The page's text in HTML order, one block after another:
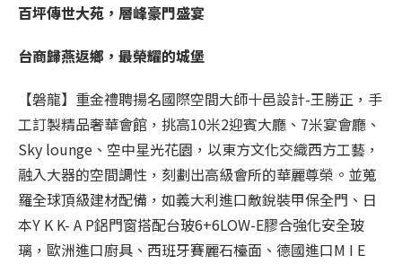
百坪傳世大苑，層峰豪門盛宴
台商歸燕返鄉，最榮耀的城堡
【磐龍】重金禮聘揚名國際空間大師十邑設計-王勝正，手
工訂製精品奢華會館，挑高10米2迎賓大廳、7米宴會廳、
Sky lounge、空中星光花園，以東方文化交織西方工藝，
融入大器的空間調性，刻劃出高級會所的華麗尊榮。並蒐
羅全球頂級建材配備，如義大利進口敵銳裝甲保全門、日
本Y K K- A P鋁門窗搭配台玻6+6LOW-E膠合強化安全玻
璃，歐洲進口廚具、西班牙賽麗石檯面、德國進口M I E